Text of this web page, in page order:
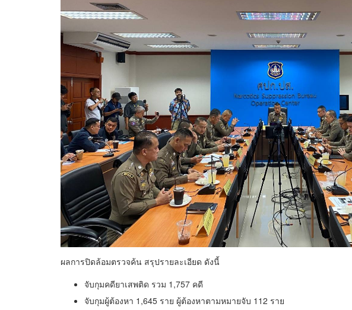
ผลการปิดล้อมตรวจค้น สรุปรายละเอียด ดังนี้
จับกุมคดียาเสพติด รวม 1,757 คดี
จับกุมผู้ต้องหา 1,645 ราย ผู้ต้องหาตามหมายจับ 112 ราย